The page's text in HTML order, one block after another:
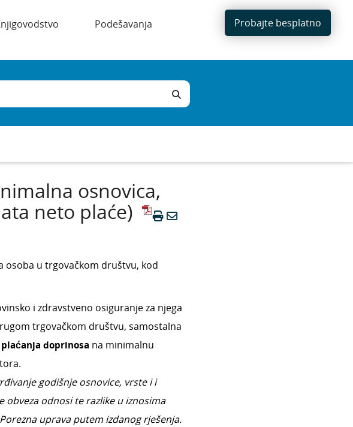
Podešavanja Probajte besplatno
osnovica,
neto plaće)
osoba u trgovačkom društvu, kod
i zdravstveno osiguranje za njega
trgovačkom društvu, samostalna
doprinosa na minimalnu
godišnje osnovice, vrste i i
obveza odnosi te razlike u iznosima
uprava putem izdanog rješenja.